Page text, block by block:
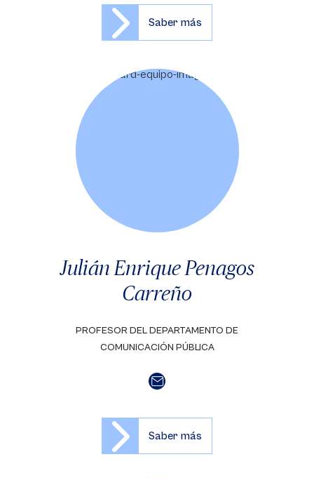
Saber más
Julián Enrique Penagos
Carreño
PROFESOR DEL DEPARTAMENTO DE
COMUNICACIÓN PÚBLICA
Saber más